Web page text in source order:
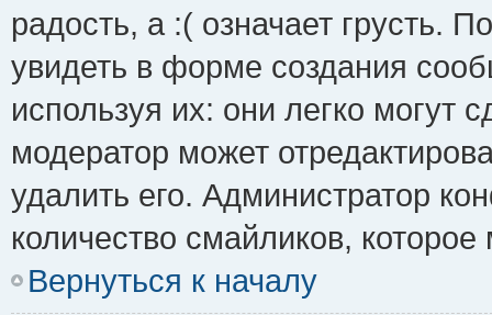
радость, а :( означает грусть.
увидеть в форме создания
используя их: они легко могут
модератор может
удалить его. Администратор
количество смайликов,
Вернуться к началу